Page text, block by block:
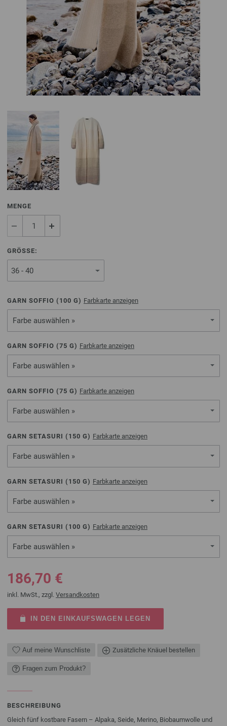
MENGE
GRÖSSE:
GARN SOFFIO ( 100 G) Farbkarte anzeigen
Farbe auswählen »
GARN SOFFIO (75 G) Farbkarte anzeigen
Farbe auswählen »
GARN SOFFIO (75 G) Farbkarte anzeigen
Farbe auswählen »
GARN SETASURI ( 150 G) Farbkarte anzeigen
Farbe auswählen »
GARN SETASURI ( 150 G) Farbkarte anzeigen
Farbe auswählen »
GARN SETASURI ( 100 G) Farbkarte anzeigen
Farbe auswählen »
186,70 €
inkl. MwSt., zzgl. Versandkosten
IN DEN EINKAUFSWAGEN LEGEN
Auf meine Wunschliste Zusätzliche Knäuel bestellen
Fragen zum Produkt?
BESCHREIBUNG
Gleich fünf kostbare Fasern – Alpaka, Seide, Merino, Biobaumwolle und